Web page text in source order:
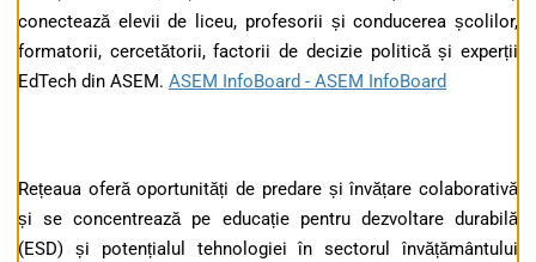
conectează elevii de liceu, profesorii și conducerea școlilor,
formatorii, cercetătorii, factorii de decizie politică și experții
EdTech din ASEM. ASEM InfoBoard - ASEM InfoBoard
Rețeaua oferă oportunități de predare și învățare colaborativă
și se concentrează pe educație pentru dezvoltare durabilă
(ESD) și potențialul tehnologiei în sectorul învățământului